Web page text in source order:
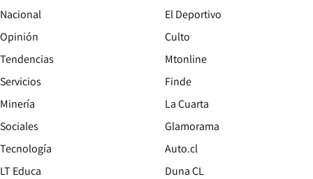
Nacional
Opinión
Tendencias
Servicios
Minería
Sociales
Tecnología
LT Educa
El Deportivo
Culto
Mtonline
Finde
La Cuarta
Glamorama
Auto.cl
Duna CL